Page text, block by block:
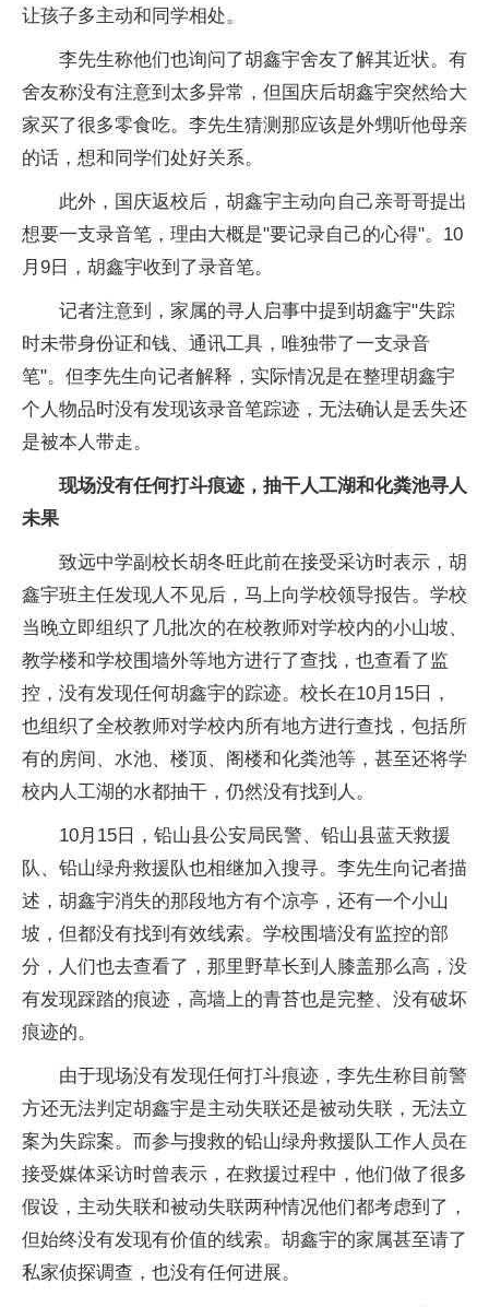
让孩子多主动和同学相处。
李先生称他们也询问了胡鑫宇舍友了解其近状。有
舍友称没有注意到太多异常，但国庆后胡鑫宇突然给大
家买了很多零食吃。李先生猜测那应该是外甥听他母亲
的话，想和同学们处好关系。
此外，国庆返校后，胡鑫宇主动向自己亲哥哥提出
想要一支录音笔，理由大概是"要记录自己的心得"。10
月9日，胡鑫宇收到了录音笔。
记者注意到，家属的寻人启事中提到胡鑫宇"失踪
时未带身份证和钱、通讯工具，唯独带了一支录音
笔"。但李先生向记者解释，实际情况是在整理胡鑫宇
个人物品时没有发现该录音笔踪迹，无法确认是丢失还
是被本人带走。
现场没有任何打斗痕迹，抽干人工湖和化粪池寻人
未果
致远中学副校长胡冬旺此前在接受采访时表示，胡
鑫宇班主任发现人不见后，马上向学校领导报告。学校
当晚立即组织了几批次的在校教师对学校内的小山坡、
教学楼和学校围墙外等地方进行了查找，也查看了监
控，没有发现任何胡鑫宇的踪迹。校长在10月15日，
也组织了全校教师对学校内所有地方进行查找，包括所
有的房间、水池、楼顶、阁楼和化粪池等，甚至还将学
校内人工湖的水都抽干，仍然没有找到人。
10月15日，铅山县公安局民警、铅山县蓝天救援
队、铅山绿舟救援队也相继加入搜寻。李先生向记者描
述，胡鑫宇消失的那段地方有个凉亭，还有一个小山
坡，但都没有找到有效线索。学校围墙没有监控的部
分，人们也去查看了，那里野草长到人膝盖那么高，没
有发现踩踏的痕迹，高墙上的青苔也是完整、没有破坏
痕迹的。
由于现场没有发现任何打斗痕迹，李先生称目前警
方还无法判定胡鑫宇是主动失联还是被动失联，无法立
案为失踪案。而参与搜救的铅山绿舟救援队工作人员在
接受媒体采访时曾表示，在救援过程中，他们做了很多
假设，主动失联和被动失联两种情况他们都考虑到了，
但始终没有发现有价值的线索。胡鑫宇的家属甚至请了
私家侦探调查，也没有任何进展。